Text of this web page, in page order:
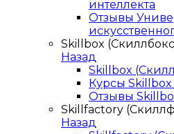
интеллекта
Отзывы
Skillbox
Назад
Skillbox
Курсы
Отзывы
Skillfactory
Назад